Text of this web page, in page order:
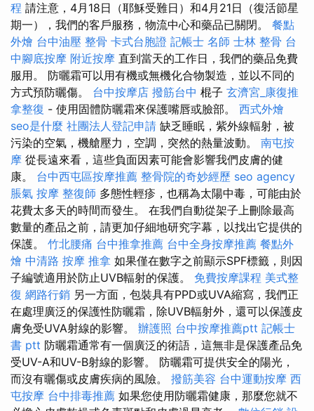
程 請注意，4月18日（耶穌受難日）和4月21日（復活節星
期一），我們的客戶服務，物流中心和藥品已關閉。 餐點
外燴 台中油壓 整骨 卡式台胞證 記帳士 名師 士林 整骨 台
中腳底按摩 附近按摩 直到當天的工作日，我們的藥品免費
服用。 防曬霜可以用有機或無機化合物製造，並以不同的
方式預防曬傷。 台中按摩店 撥筋台中 棍子 玄濟宮_康復推
拿整復 - 使用固體防曬霜來保護嘴唇或臉部。 西式外燴
seo是什麼 社團法人登記申請 缺乏睡眠，紫外線輻射，被
污染的空氣，機艙壓力，空調，突然的熱量波動。 南屯按
摩 從長遠來看，這些負面因素可能會影響我們皮膚的健
康。 台中西屯區按摩推薦 整骨院的奇妙經歷 seo agency
脹氣 按摩 整復師 多態性輕疹，也稱為太陽中毒，可能由於
花費太多天的時間而發生。 在我們自動從架子上刪除最高
數量的產品之前，請更加仔細地研究字幕，以找出它提供的
保護。 竹北腰痛 台中推拿推薦 台中全身按摩推薦 餐點外
燴 中清路 按摩 推拿 如果僅在數字之前顯示SPF標籤，則因
子編號適用於防止UVB輻射的保護。 免費按摩課程 美式整
復 網路行銷 另一方面，包裝具有PPD或UVA縮寫，我們正
在處理廣泛的保護性防曬霜，除UVB輻射外，還可以保護皮
膚免受UVA射線的影響。 辦護照 台中按摩推薦ptt 記帳士
書 ptt 防曬霜通常有一個廣泛的術語，這無非是保護產品免
受UV-A和UV-B射線的影響。 防曬霜可提供安全的陽光，
而沒有曬傷或皮​​膚疾病的風險。 撥筋美容 台中運動按摩 西
屯按摩 台中排毒推薦 如果您使用防曬霜健康，那麼您就不